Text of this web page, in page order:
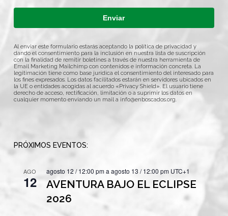
Enviar
Al enviar este formulario estarás aceptando la política de privacidad y
dando el consentimiento para la inclusión en nuestra lista de suscripción
con la finalidad de remitir boletines a través de nuestra herramienta de
Email Marketing Mailchimp con contenidos e información concreta. La
legitimación tiene como base jurídica el consentimiento del interesado para
los fines expresados. Los datos facilitados estarán en servidores ubicados en
la UE o entidades acogidas al acuerdo «Privacy Shield». El usuario tiene
derecho de acceso, rectificación, limitación o a suprimir los datos en
cualquier momento enviando un mail a info@enboscados.org.
PRÓXIMOS EVENTOS:
AGO
12
agosto 12 / 12:00 pma agosto 13 / 12:00 pm UTC+1
AVENTURA BAJO EL ECLIPSE
2026